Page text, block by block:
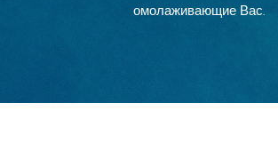
омолаживающие Вас.